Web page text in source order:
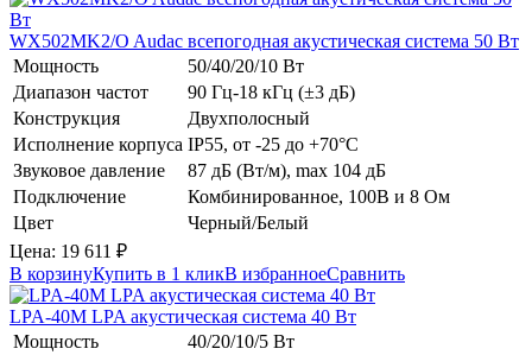
WX502MK2/O Audac всепогодная акустическая система 50 Вт
Мощность
50/40/20/10 Вт
Диапазон частот
90 Гц-18 кГц (±3 дБ)
Конструкция
Двухполосный
Исполнение корпуса IP55, от -25 до +70°С
Звуковое давление
87 дБ (Вт/м), max 104 дБ
Подключение
Комбинированное, 100В и 8 Ом
Цвет
Черный/Белый
Цена: 19 611 ₽
В корзинуКупить в 1 кликВ избранноеСравнить
LPA-40M LPA акустическая система 40 Вт
Мощность
40/20/10/5 Вт